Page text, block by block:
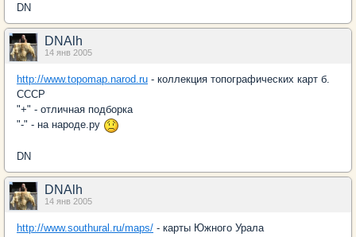
DN
DNAlh
14 янв 2005
http://www.topomap.narod.ru - коллекция топографических карт б.
СССР
"+" - отличная подборка
"-" - на народе.ру
DN
DNAlh
14 янв 2005
http://www.southural.ru/maps/ - карты Южного Урала